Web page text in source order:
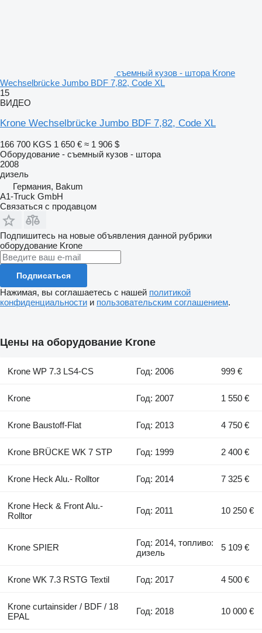
съемный кузов - штора Krone
Wechselbrücke Jumbo BDF 7,82, Code XL
15
ВИДЕО
Krone Wechselbrücke Jumbo BDF 7,82, Code XL
166 700 KGS 1 650 € ≈ 1 906 $
Оборудование - съемный кузов - штора
2008
дизель
Германия, Bakum
A1-Truck GmbH
Связаться с продавцом
Подпишитесь на новые объявления данной рубрики
оборудование Krone
Подписаться
Нажимая, вы соглашаетесь с нашей политикой
конфиденциальности и пользовательским соглашением.
Цены на оборудование Krone
Krone WP 7.3 LS4-CS Год: 2006 999 €
Krone Год: 2007 1 550 €
Krone Baustoff-Flat Год: 2013 4 750 €
Krone BRÜCKE WK 7 STP Год: 1999 2 400 €
Krone Heck Alu.- Rolltor Год: 2014 7 325 €
Krone Heck & Front Alu.-
Rolltor
Год: 2011 10 250 €
Krone SPIER
Год: 2014, топливо:
дизель
5 109 €
Krone WK 7.3 RSTG Textil Год: 2017 4 500 €
Krone curtainsider / BDF / 18
EPAL
Год: 2018 10 000 €